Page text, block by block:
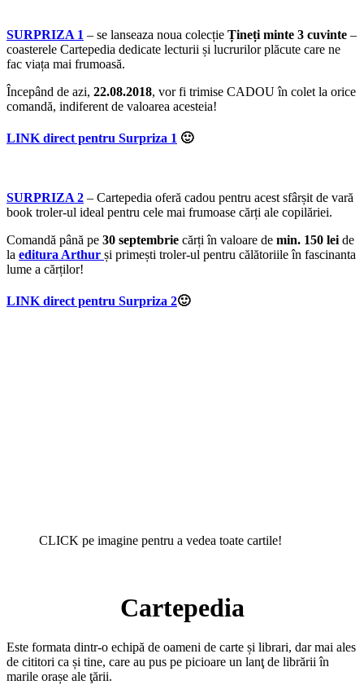
SURPRIZA 1 – se lanseaza noua colecție Țineți minte 3 cuvinte –
coasterele Cartepedia dedicate lecturii și lucrurilor plăcute care ne
fac viața mai frumoasă.
Începând de azi, 22.08.2018, vor fi trimise CADOU în colet la orice
comandă, indiferent de valoarea acesteia!
LINK direct pentru Surpriza 1 🙂
SURPRIZA 2 – Cartepedia oferă cadou pentru acest sfârșit de vară
book troler-ul ideal pentru cele mai frumoase cărți ale copilăriei.
Comandă până pe 30 septembrie cărți în valoare de min. 150 lei de
la editura Arthur și primești troler-ul pentru călătoriile în fascinanta
lume a cărților!
LINK direct pentru Surpriza 2🙂
CLICK pe imagine pentru a vedea toate cartile!
Cartepedia
Este formata dintr-o echipă de oameni de carte și librari, dar mai ales
de cititori ca și tine, care au pus pe picioare un lanţ de librării în
marile orașe ale ţării.